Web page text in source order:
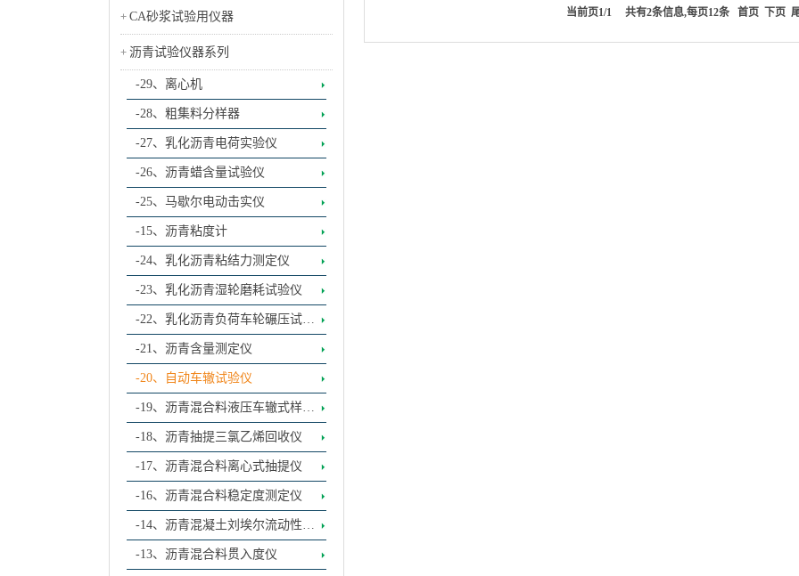
CA砂浆试验用仪器
沥青试验仪器系列
-29、离心机
-28、粗集料分样器
-27、乳化沥青电荷实验仪
-26、沥青蜡含量试验仪
-25、马歇尔电动击实仪
-15、沥青粘度计
-24、乳化沥青粘结力测定仪
-23、乳化沥青湿轮磨耗试验仪
-22、乳化沥青负荷车轮碾压试验
仪
-21、沥青含量测定仪
-20、自动车辙试验仪
-19、沥青混合料液压车辙式样成
型机
-18、沥青抽提三氯乙烯回收仪
-17、沥青混合料离心式抽提仪
-16、沥青混合料稳定度测定仪
-14、沥青混凝土刘埃尔流动性试
验仪
-13、沥青混合料贯入度仪
当前页1/1 共有2条信息,每页12条 首页 下页